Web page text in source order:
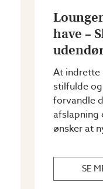
have –
At indrette
stilfulde
forvandle
afslapning
ønsker at
SE